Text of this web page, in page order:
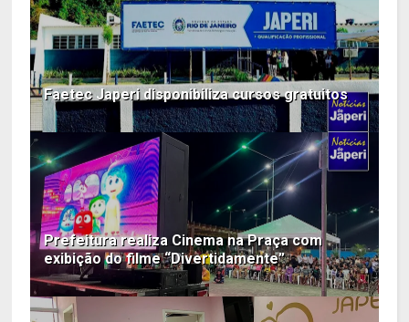
Faetec Japeri disponibiliza cursos gratuitos
Prefeitura realiza Cinema na Praça com
exibição do filme “Divertidamente”